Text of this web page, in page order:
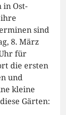
in Ost-
sind
8. März
für
die ersten
und
kleine
Gärten: